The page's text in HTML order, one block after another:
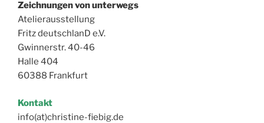
Zeichnungen von unterwegs
Atelierausstellung
Fritz deutschlanD e.V.
Gwinnerstr. 40-46
Halle 404
60388 Frankfurt
Kontakt
info(at)christine-fiebig.de